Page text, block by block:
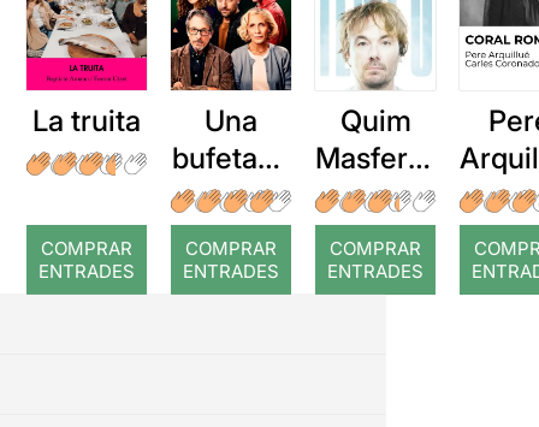
La truita
COMPRAR
ENTRADES
Una
bufetada
a temps
COMPRAR
ENTRADES
Quim
Masferre
r: Temps
COMPRAR
ENTRADES
: